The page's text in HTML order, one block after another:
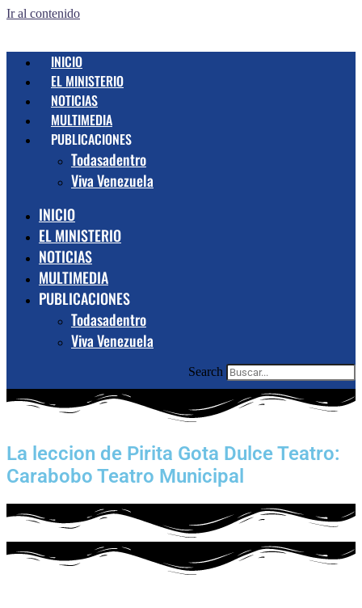
Ir al contenido
INICIO
EL MINISTERIO
NOTICIAS
MULTIMEDIA
PUBLICACIONES
Todasadentro
Viva Venezuela
INICIO
EL MINISTERIO
NOTICIAS
MULTIMEDIA
PUBLICACIONES
Todasadentro
Viva Venezuela
Search
La leccion de Pirita Gota Dulce Teatro:
Carabobo Teatro Municipal